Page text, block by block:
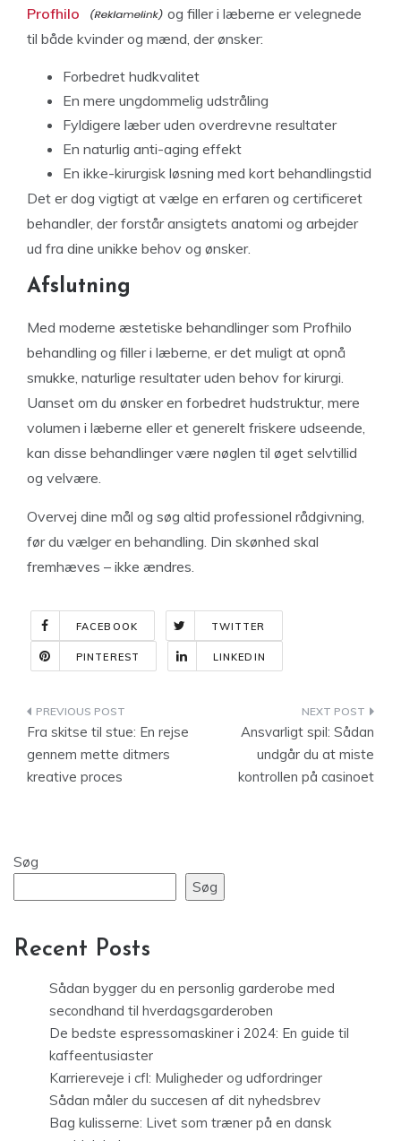
Profhilo
og filler i læberne er velegnede
til både kvinder og mænd, der ønsker:
Forbedret hudkvalitet
En mere ungdommelig udstråling
Fyldigere læber uden overdrevne resultater
En naturlig anti-aging effekt
En ikke-kirurgisk løsning med kort behandlingstid
Det er dog vigtigt at vælge en erfaren og certificeret
behandler, der forstår ansigtets anatomi og arbejder
ud fra dine unikke behov og ønsker.
Afslutning
Med moderne æstetiske behandlinger som Profhilo
behandling og filler i læberne, er det muligt at opnå
smukke, naturlige resultater uden behov for kirurgi.
Uanset om du ønsker en forbedret hudstruktur, mere
volumen i læberne eller et generelt friskere udseende,
kan disse behandlinger være nøglen til øget selvtillid
og velvære.
Overvej dine mål og søg altid professionel rådgivning,
før du vælger en behandling. Din skønhed skal
fremhæves – ikke ændres.
FACEBOOK TWITTER
PINTEREST LINKEDIN
Indlægsnavigation
Fra skitse til stue: En rejse
gennem mette ditmers
kreative proces
Ansvarligt spil: Sådan
undgår du at miste
kontrollen på casinoet
Søg
Søg
Recent Posts
Sådan bygger du en personlig garderobe med
secondhand til hverdagsgarderoben
De bedste espressomaskiner i 2024: En guide til
kaffeentusiaster
Karriereveje i cfl: Muligheder og udfordringer
Sådan måler du succesen af dit nyhedsbrev
Bag kulisserne: Livet som træner på en dansk